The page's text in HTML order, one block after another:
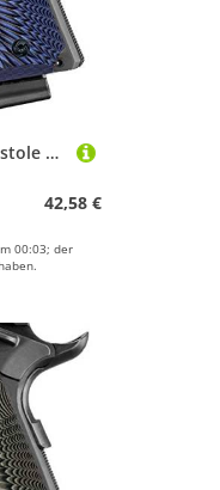
Guuun 1911 Griffe für Pistole 1911 Full Size Grips Gewehr-Hartschalenkoffer G10 Griffe Ambi Safety Cut Big Scoop Sunburst Texture
42,58 €
00:03; der